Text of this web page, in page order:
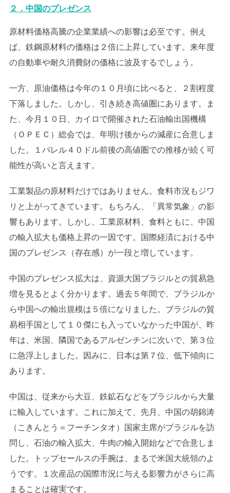
２．中国のプレゼンス
原材料価格高騰の企業業績への影響は必至です。例え
ば、鉄鋼原材料の価格は２倍に上昇しています。来年度
の自動車や耐久消費財の価格に波及するでしょう。
一方、原油価格は今年の１０月頃に比べると、２割程度
下落しました。しかし、引き続き高値圏にあります。ま
た、今月１０日、カイロで開催された石油輸出国機構
（ＯＰＥＣ）総会では、年明け後からの減産に合意しま
した。１バレル４０ドル前後の高値圏での推移が続く可
能性が高いと言えます。
工業製品の原材料だけではありません。食料市況もジワ
リと上がってきています。もちろん、「異常気象」の影
響もあります。しかし、工業原材料、食料ともに、中国
の輸入拡大も価格上昇の一因です。国際経済における中
国のプレゼンス（存在感）が一段と増しています。
中国のプレゼンス拡大は、資源大国ブラジルとの貿易急
増を見るとよく分かります。過去５年間で、ブラジルか
ら中国への輸出規模は５倍になりました。ブラジルの貿
易相手国として１０傑にも入っていなかった中国が、昨
年は、米国、隣国であるアルゼンチンに次いで、第３位
に急浮上しました。因みに、日本は第７位、低下傾向に
あります。
中国は、従来から大豆、鉄鉱石などをブラジルから大量
に輸入しています。これに加えて、先月、中国の胡錦涛
（こきんとう＝フーチンタオ）国家主席がブラジルを訪
問し、石油の輸入拡大、牛肉の輸入開始などで合意しま
した。トップセールスの手腕は、まるで米国大統領のよ
うです。１次産品の国際市況に与える影響力がさらに高
まることは確実です。